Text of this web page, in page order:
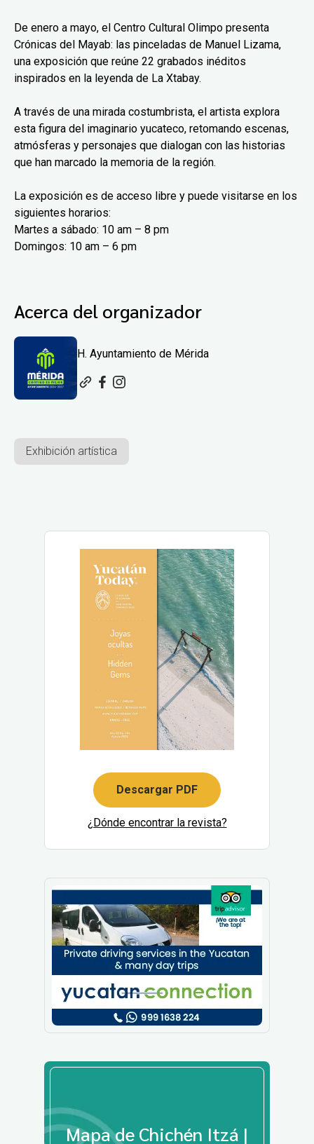
De enero a mayo, el Centro Cultural Olimpo presenta
Crónicas del Mayab: las pinceladas de Manuel Lizama,
una exposición que reúne 22 grabados inéditos
inspirados en la leyenda de La Xtabay.
A través de una mirada costumbrista, el artista explora
esta figura del imaginario yucateco, retomando escenas,
atmósferas y personajes que dialogan con las historias
que han marcado la memoria de la región.
La exposición es de acceso libre y puede visitarse en los
siguientes horarios:
Martes a sábado: 10 am – 8 pm
Domingos: 10 am – 6 pm
Acerca del organizador
H. Ayuntamiento de Mérida
Exhibición artística
Descargar PDF
¿Dónde encontrar la revista?
Mapa de Chichén Itzá |